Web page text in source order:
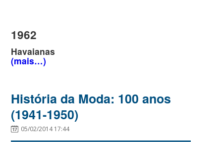
1962
Havaianas
(mais…)
História da Moda: 100 anos
(1941-1950)
05/02/2014 17:44